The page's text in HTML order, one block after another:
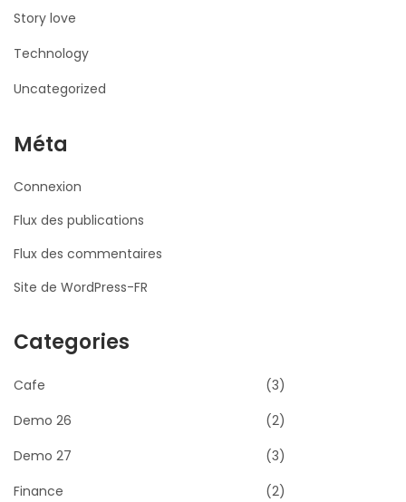
Story love
Technology
Uncategorized
Méta
Connexion
Flux des publications
Flux des commentaires
Site de WordPress-FR
Categories
Cafe
(3)
Demo 26
(2)
Demo 27
(3)
Finance
(2)